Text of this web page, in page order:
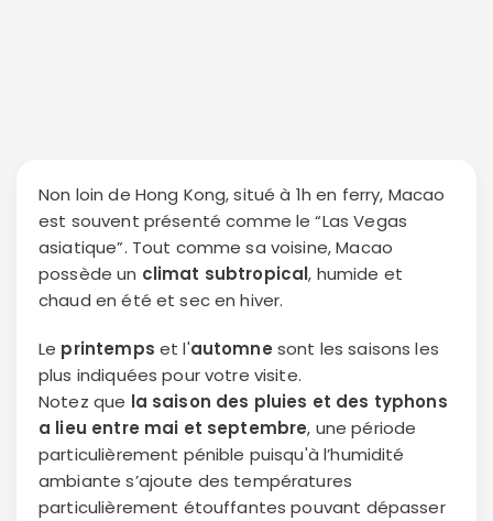
Non loin de Hong Kong, situé à 1h en ferry, Macao
est souvent présenté comme le “Las Vegas
asiatique”. Tout comme sa voisine, Macao
possède un climat subtropical, humide et
chaud en été et sec en hiver.
Le printemps et l'automne sont les saisons les
plus indiquées pour votre visite.
Notez que la saison des pluies et des typhons
a lieu entre mai et septembre, une période
particulièrement pénible puisqu'à l’humidité
ambiante s’ajoute des températures
particulièrement étouffantes pouvant dépasser